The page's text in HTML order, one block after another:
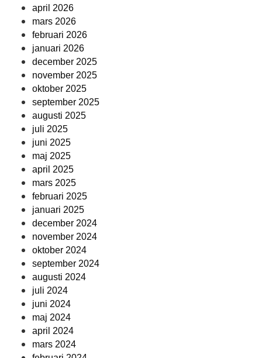
april 2026
mars 2026
februari 2026
januari 2026
december 2025
november 2025
oktober 2025
september 2025
augusti 2025
juli 2025
juni 2025
maj 2025
april 2025
mars 2025
februari 2025
januari 2025
december 2024
november 2024
oktober 2024
september 2024
augusti 2024
juli 2024
juni 2024
maj 2024
april 2024
mars 2024